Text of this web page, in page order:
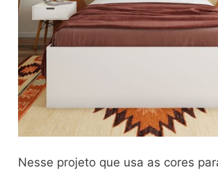
Nesse projeto que usa as cores